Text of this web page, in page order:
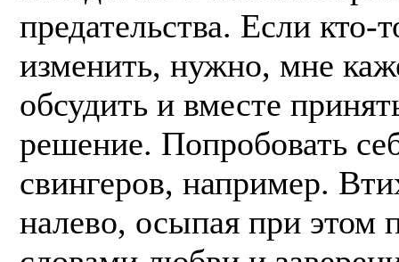
предательства. Если кто-
изменить, нужно, мне
обсудить и вместе
решение. Попробовать
свингеров, например.
налево, осыпая при этом